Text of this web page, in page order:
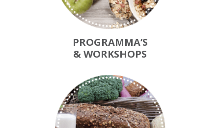
PROGRAMMA’S
& WORKSHOPS